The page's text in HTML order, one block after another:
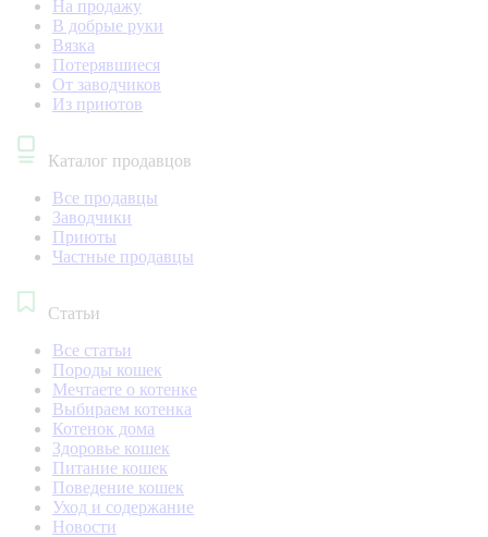
На продажу
В добрые руки
Вязка
Потерявшиеся
От заводчиков
Из приютов
Каталог продавцов
Все продавцы
Заводчики
Приюты
Частные продавцы
Статьи
Все статьи
Породы кошек
Мечтаете о котенке
Выбираем котенка
Котенок дома
Здоровье кошек
Питание кошек
Поведение кошек
Уход и содержание
Новости